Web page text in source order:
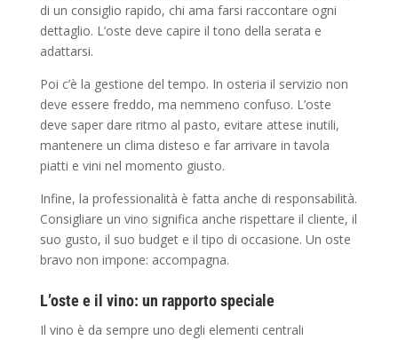
di un consiglio rapido, chi ama farsi raccontare ogni
dettaglio. L’oste deve capire il tono della serata e
adattarsi.
Poi c’è la gestione del tempo. In osteria il servizio non
deve essere freddo, ma nemmeno confuso. L’oste
deve saper dare ritmo al pasto, evitare attese inutili,
mantenere un clima disteso e far arrivare in tavola
piatti e vini nel momento giusto.
Infine, la professionalità è fatta anche di responsabilità.
Consigliare un vino significa anche rispettare il cliente, il
suo gusto, il suo budget e il tipo di occasione. Un oste
bravo non impone: accompagna.
L’oste e il vino: un rapporto speciale
Il vino è da sempre uno degli elementi centrali